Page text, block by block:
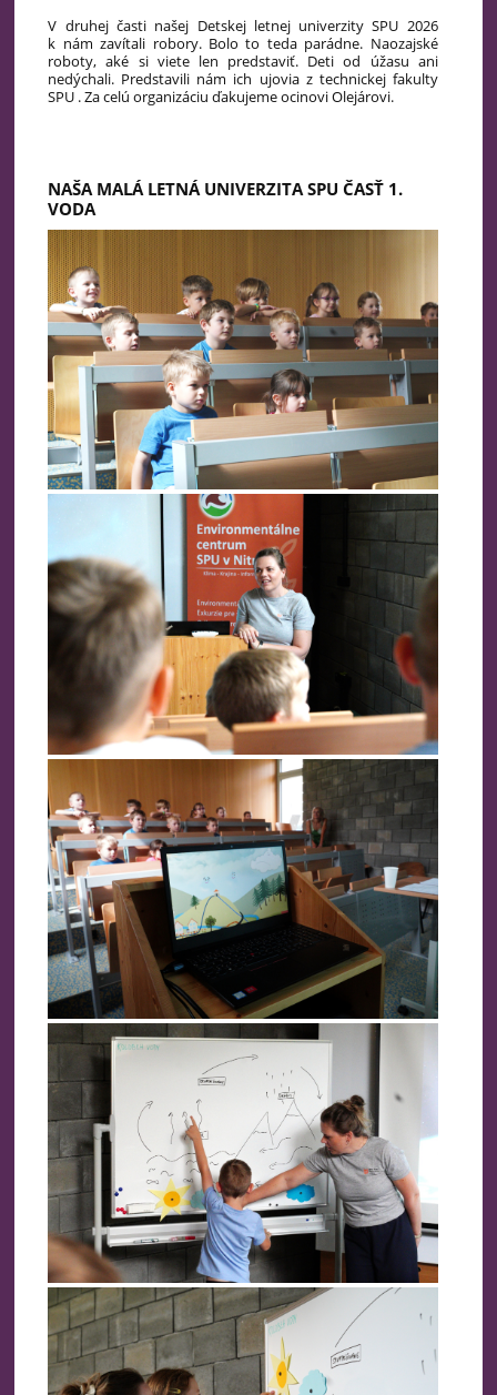
V druhej časti našej Detskej letnej univerzity SPU 2026
k nám zavítali robory. Bolo to teda parádne. Naozajské
roboty, aké si viete len predstaviť. Deti od úžasu ani
nedýchali. Predstavili nám ich ujovia z technickej fakulty
SPU . Za celú organizáciu ďakujeme ocinovi Olejárovi.
NAŠA MALÁ LETNÁ UNIVERZITA SPU ČASŤ 1.
VODA